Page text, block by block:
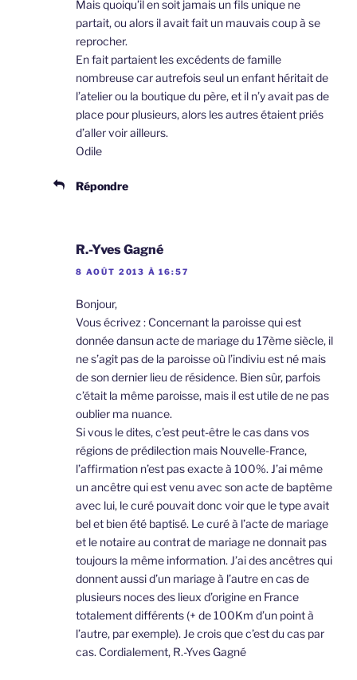
Mais quoiqu’il en soit jamais un fils unique ne
partait, ou alors il avait fait un mauvais coup à se
reprocher.
En fait partaient les excédents de famille
nombreuse car autrefois seul un enfant héritait de
l’atelier ou la boutique du père, et il n’y avait pas de
place pour plusieurs, alors les autres étaient priés
d’aller voir ailleurs.
Odile
Répondre
R.-Yves Gagné
8 AOÛT 2013 À 16:57
Bonjour,
Vous écrivez : Concernant la paroisse qui est
donnée dansun acte de mariage du 17ème siècle, il
ne s’agit pas de la paroisse où l’indiviu est né mais
de son dernier lieu de résidence. Bien sûr, parfois
c’était la même paroisse, mais il est utile de ne pas
oublier ma nuance.
Si vous le dites, c’est peut-être le cas dans vos
régions de prédilection mais Nouvelle-France,
l’affirmation n’est pas exacte à 100%. J’ai même
un ancêtre qui est venu avec son acte de baptême
avec lui, le curé pouvait donc voir que le type avait
bel et bien été baptisé. Le curé à l’acte de mariage
et le notaire au contrat de mariage ne donnait pas
toujours la même information. J’ai des ancêtres qui
donnent aussi d’un mariage à l’autre en cas de
plusieurs noces des lieux d’origine en France
totalement différents (+ de 100Km d’un point à
l’autre, par exemple). Je crois que c’est du cas par
cas. Cordialement, R.-Yves Gagné